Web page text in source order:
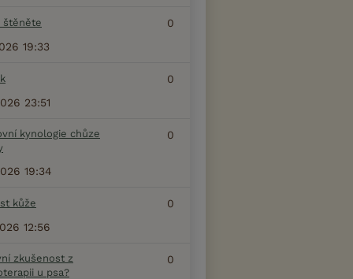
štěněte
0
19:33
0
23:51
kynologie chůze
0
19:34
kůže
0
12:56
zkušenost z
u psa?
0